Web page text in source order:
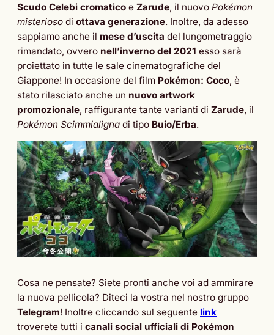
Scudo Celebi cromatico e Zarude, il nuovo Pokémon
misterioso di ottava generazione. Inoltre, da adesso
sappiamo anche il mese d’uscita del lungometraggio
rimandato, ovvero nell’inverno del 2021 esso sarà
proiettato in tutte le sale cinematografiche del
Giappone! In occasione del film Pokémon: Coco, è
stato rilasciato anche un nuovo artwork
promozionale, raffigurante tante varianti di Zarude, il
Pokémon Scimmialigna di tipo Buio/Erba.
Cosa ne pensate? Siete pronti anche voi ad ammirare
la nuova pellicola? Diteci la vostra nel nostro gruppo
Telegram! Inoltre cliccando sul seguente link
troverete tutti i canali social ufficiali di Pokémon